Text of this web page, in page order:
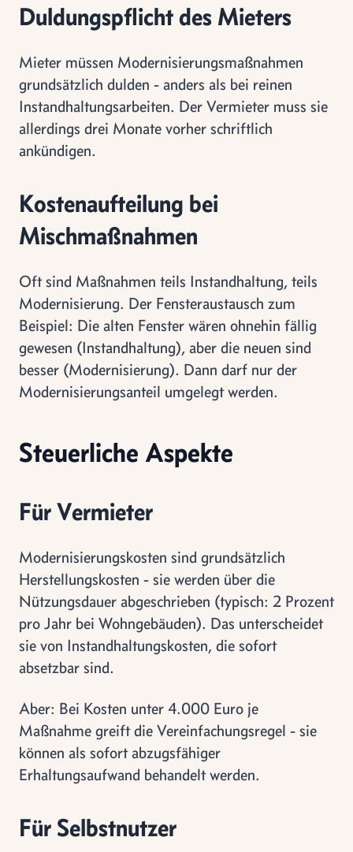
Duldungspflicht des Mieters
Mieter müssen Modernisierungsmaßnahmen
grundsätzlich dulden - anders als bei reinen
Instandhaltungsarbeiten. Der Vermieter muss sie
allerdings drei Monate vorher schriftlich
ankündigen.
Kostenaufteilung bei
Mischmaßnahmen
Oft sind Maßnahmen teils Instandhaltung, teils
Modernisierung. Der Fensteraustausch zum
Beispiel: Die alten Fenster wären ohnehin fällig
gewesen (Instandhaltung), aber die neuen sind
besser (Modernisierung). Dann darf nur der
Modernisierungsanteil umgelegt werden.
Steuerliche Aspekte
Für Vermieter
Modernisierungskosten sind grundsätzlich
Herstellungskosten - sie werden über die
Nützungsdauer abgeschrieben (typisch: 2 Prozent
pro Jahr bei Wohngebäuden). Das unterscheidet
sie von Instandhaltungskosten, die sofort
absetzbar sind.
Aber: Bei Kosten unter 4.000 Euro je
Maßnahme greift die Vereinfachungsregel - sie
können als sofort abzugsfähiger
Erhaltungsaufwand behandelt werden.
Für Selbstnutzer